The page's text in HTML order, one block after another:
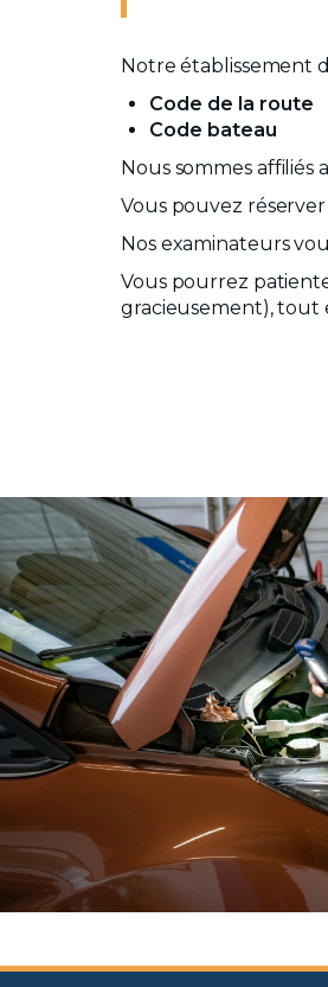
Notre établissement
Code de la route
Code bateau
Nous sommes affiliés
Vous pouvez
Nos examinateurs
Vous pourrez
gracieusement), tout